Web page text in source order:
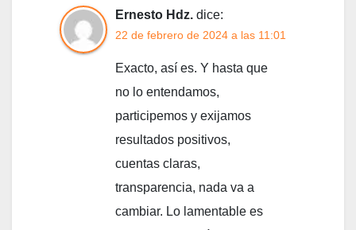
Ernesto Hdz. dice:
22 de febrero de 2024 a las 11:01
Exacto, así es. Y hasta que
no lo entendamos,
participemos y exijamos
resultados positivos,
cuentas claras,
transparencia, nada va a
cambiar. Lo lamentable es